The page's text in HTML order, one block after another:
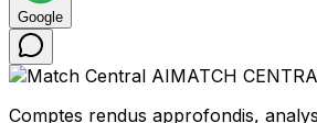
Google
MATCH
Comptes rendus approfondis,